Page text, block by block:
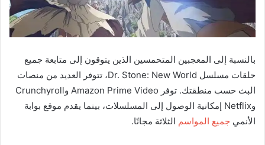
بالنسبة إلى المعجبين المتحمسين الذين يتوقون إلى متابعة جميع
حلقات مسلسل Dr. Stone: New World، تتوفر العديد من منصات
البث حسب منطقتك. توفر Amazon Prime Video وCrunchyroll
وNetflix إمكانية الوصول إلى المسلسلات، بينما يقدم موقع بوابة
الأنمي جميع المواسم الثلاثة مجانًا.